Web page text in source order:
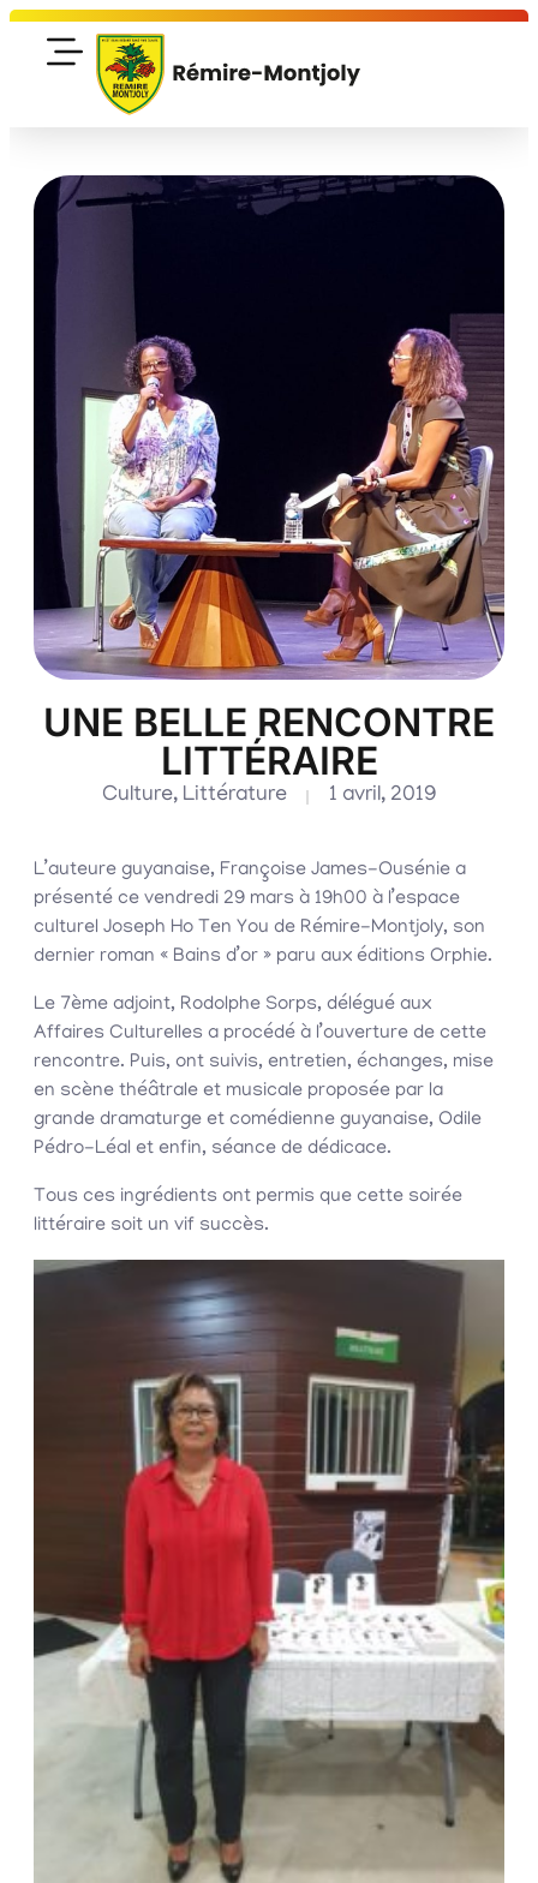
UNE BELLE RENCONTRE
LITTÉRAIRE
Culture, Littérature 1 avril, 2019
L’auteure guyanaise, Françoise James-Ousénie a
présenté ce vendredi 29 mars à 19h00 à l’espace
culturel Joseph Ho Ten You de Rémire-Montjoly, son
dernier roman « Bains d’or » paru aux éditions Orphie.
Le 7ème adjoint, Rodolphe Sorps, délégué aux
Affaires Culturelles a procédé à l’ouverture de cette
rencontre. Puis, ont suivis, entretien, échanges, mise
en scène théâtrale et musicale proposée par la
grande dramaturge et comédienne guyanaise, Odile
Pédro-Léal et enfin, séance de dédicace.
Tous ces ingrédients ont permis que cette soirée
littéraire soit un vif succès.